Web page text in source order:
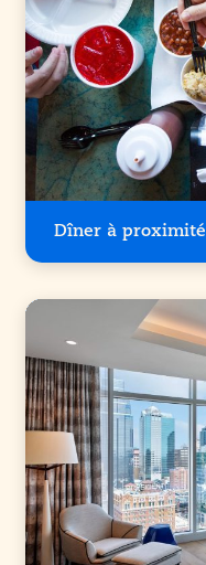
Dîner à proximité